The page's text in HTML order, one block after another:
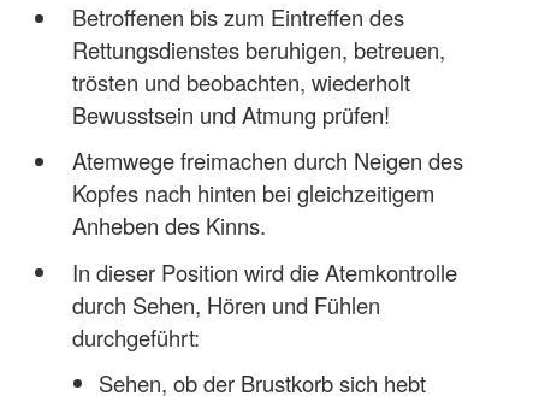
Betroffenen bis zum Eintreffen des
Rettungsdienstes beruhigen, betreuen,
trösten und beobachten, wiederholt
Bewusstsein und Atmung prüfen!
Atemwege freimachen durch Neigen des
Kopfes nach hinten bei gleichzeitigem
Anheben des Kinns.
In dieser Position wird die Atemkontrolle
durch Sehen, Hören und Fühlen
durchgeführt:
Sehen, ob der Brustkorb sich hebt